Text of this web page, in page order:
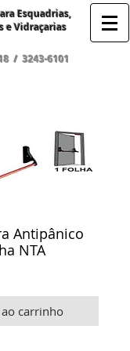
Esquadrias,
e Vidraçarias
/3243-6101
Antipânico
NTA
carrinho